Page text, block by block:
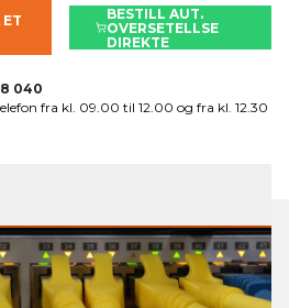
BESTILL AUT.
OVERSETELLSE
DIREKTE
040
fra kl. 09.00 til 12.00 og fra kl. 12.30